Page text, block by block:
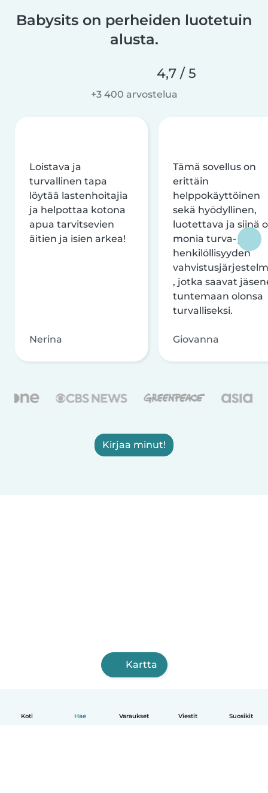
Koti Hae Varaukset Viestit Suosikit
Babysits on perheiden luotetuin
alusta.
4,7 / 5
+3 400 arvostelua
Loistava ja
turvallinen tapa
löytää lastenhoitajia
ja helpottaa kotona
apua tarvitsevien
äitien ja isien arkea!
Nerina
Tämä sovellus on
erittäin
helppokäyttöinen
sekä hyödyllinen,
luotettava ja siinä
monia turva- ja
henkilöllisyyden
, jotka saavat
tuntemaan olonsa
turvalliseksi.
Giovanna
Kirjaa minut!
Kartta